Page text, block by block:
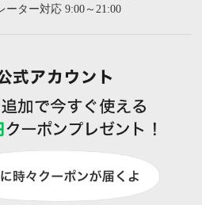
ーター対応 9:00～21:00